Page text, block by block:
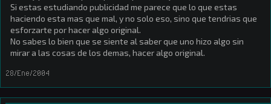
Si estas estudiando publicidad me parece que lo que estas
haciendo esta mas que mal, y no solo eso, sino que tendrias que
esforzarte por hacer algo original.
No sabes lo bien que se siente al saber que uno hizo algo sin
mirar a las cosas de los demas, hacer algo original.
28/Ene/2004